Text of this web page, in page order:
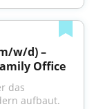
w/d) –
Office
das